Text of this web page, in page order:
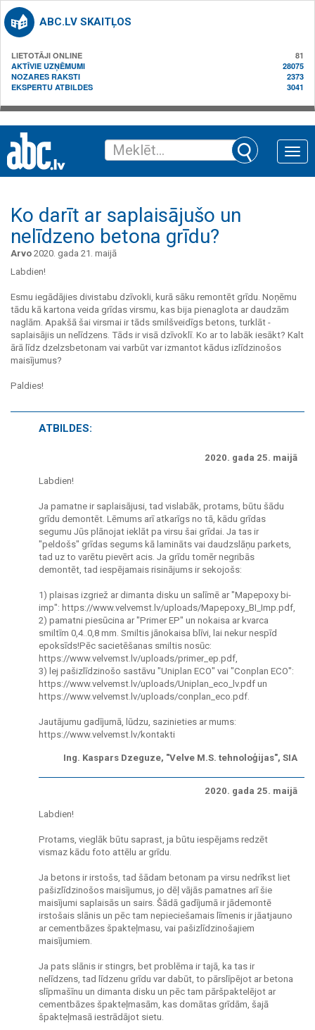
ABC.LV SKAITĻOS
LIETOTĀJI ONLINE
81
AKTĪVIE UZŅĒMUMI
28075
NOZARES RAKSTI
2373
EKSPERTU ATBILDES
3041
Toggle
Ko darīt ar saplaisājušo un
nelīdzeno betona grīdu?
Arvo 2020. gada 21. maijā
Labdien!
Esmu iegādājies divistabu dzīvokli, kurā sāku remontēt grīdu. Noņēmu
tādu kā kartona veida grīdas virsmu, kas bija pienaglota ar daudzām
naglām. Apakšā šai virsmai ir tāds smilšveidīgs betons, turklāt -
saplaisājis un nelīdzens. Tāds ir visā dzīvoklī. Ko ar to labāk iesākt? Kalt
ārā līdz dzelzsbetonam vai varbūt var izmantot kādus izlīdzinošos
maisījumus?
Paldies!
ATBILDES:
2020. gada 25. maijā
Labdien!
Ja pamatne ir saplaisājusi, tad vislabāk, protams, būtu šādu
grīdu demontēt. Lēmums arī atkarīgs no tā, kādu grīdas
segumu Jūs plānojat ieklāt pa virsu šai grīdai. Ja tas ir
"peldošs" grīdas segums kā lamināts vai daudzslāņu parkets,
tad uz to varētu pievērt acis. Ja grīdu tomēr negribās
demontēt, tad iespējamais risinājums ir sekojošs:
1) plaisas izgriež ar dimanta disku un salīmē ar "Mapepoxy bi-
imp": https://www.velvemst.lv/uploads/Mapepoxy_BI_Imp.pdf,
2) pamatni piesūcina ar "Primer EP" un nokaisa ar kvarca
smiltīm 0,4..0,8 mm. Smiltis jānokaisa blīvi, lai nekur nespīd
epoksīds!Pēc sacietēšanas smiltis nosūc:
https://www.velvemst.lv/uploads/primer_ep.pdf,
3) lej pašizlīdzinošo sastāvu "Uniplan ECO" vai "Conplan ECO":
https://www.velvemst.lv/uploads/Uniplan_eco_lv.pdf un
https://www.velvemst.lv/uploads/conplan_eco.pdf.
Jautājumu gadījumā, lūdzu, sazinieties ar mums:
https://www.velvemst.lv/kontakti
Ing. Kaspars Dzeguze, "Velve M.S. tehnoloģijas", SIA
2020. gada 25. maijā
Labdien!
Protams, vieglāk būtu saprast, ja būtu iespējams redzēt
vismaz kādu foto attēlu ar grīdu.
Ja betons ir irstošs, tad šādam betonam pa virsu nedrīkst liet
pašizlīdzinošos maisījumus, jo dēļ vājās pamatnes arī šie
maisījumi saplaisās un sairs. Šādā gadījumā ir jādemontē
irstošais slānis un pēc tam nepieciešamais līmenis ir jāatjauno
ar cementbāzes špakteļmasu, vai pašizlīdzinošajiem
maisījumiem.
Ja pats slānis ir stingrs, bet problēma ir tajā, ka tas ir
nelīdzens, tad līdzenu grīdu var dabūt, to pārslīpējot ar betona
slīpmašīnu un dimanta disku un pēc tam pāršpaktelējot ar
cementbāzes špakteļmasām, kas domātas grīdām, šajā
špakteļmasā iestrādājot sietu.